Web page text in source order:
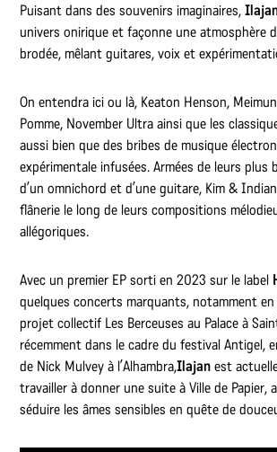
Puisant dans des souvenirs imaginaires,
univers onirique et façonne une atmosphère
brodée, mêlant guitares, voix et
On entendra ici ou là, Keaton Henson,
Pomme, November Ultra ainsi que les
aussi bien que des bribes de musique
expérimentale infusées. Armées de leurs plus
d’un omnichord et d’une guitare, Kim &
flânerie le long de leurs compositions
allégoriques.
Avec un premier EP sorti en 2023 sur le label
quelques concerts marquants, notamment
projet collectif Les Berceuses au Palace à
récemment dans le cadre du festival Antigel,
de Nick Mulvey à l’Alhambra,Ilajan est
travailler à donner une suite à Ville de Papier,
séduire les âmes sensibles en quête de